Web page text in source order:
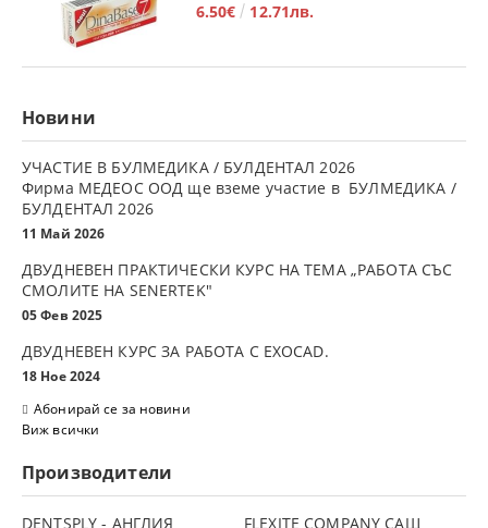
6.50€ 12.71лв.
Новини
УЧАСТИЕ В БУЛМЕДИКА / БУЛДЕНТАЛ 2026
Фирма МЕДЕОС ООД ще вземе участие в БУЛМЕДИКА /
БУЛДЕНТАЛ 2026
11 Май 2026
ДВУДНЕВЕН ПРАКТИЧЕСКИ КУРС НА ТЕМА „РАБОТА СЪС
СМОЛИТЕ НА SENERTEK"
05 Фев 2025
ДВУДНЕВЕН КУРС ЗА РАБОТА С ЕXOCAD.
18 Ное 2024
Абонирай се за новини
Виж всички
Производители
DENTSPLY - АНГЛИЯ
FLEXITE COMPANY САЩ